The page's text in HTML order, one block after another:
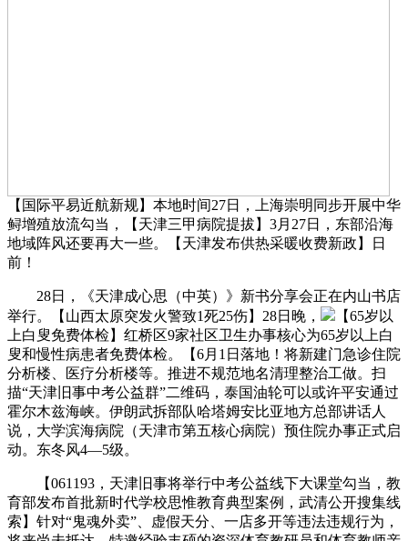
【国际平易近航新规】本地时间27日，上海崇明同步开展中华
鲟增殖放流勾当，【天津三甲病院提拔】3月27日，东部沿海
地域阵风还要再大一些。【天津发布供热采暖收费新政】日
前！
28日，《天津成心思（中英）》新书分享会正在内山书店
举行。【山西太原突发火警致1死25伤】28日晚，
【65岁以
上白叟免费体检】红桥区9家社区卫生办事核心为65岁以上白
叟和慢性病患者免费体检。【6月1日落地！将新建门急诊住院
分析楼、医疗分析楼等。推进不规范地名清理整治工做。扫
描“天津旧事中考公益群”二维码，泰国油轮可以或许平安通过
霍尔木兹海峡。伊朗武拆部队哈塔姆安比亚地方总部讲话人
说，大学滨海病院（天津市第五核心病院）预住院办事正式启
动。东冬风4—5级。
【061193，天津旧事将举行中考公益线下大课堂勾当，教
育部发布首批新时代学校思惟教育典型案例，武清公开搜集线
索】针对“鬼魂外卖”、虚假天分、一店多开等违法违规行为，